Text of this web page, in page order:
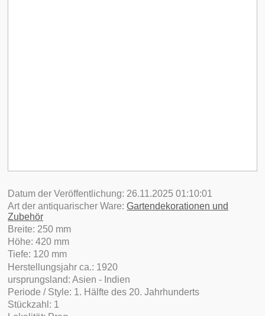
Datum der Veröffentlichung: 26.11.2025 01:10:01
Art der antiquarischer Ware:Gartendekorationen und
Zubehör
Breite: 250 mm
Höhe: 420 mm
Tiefe: 120 mm
Herstellungsjahr ca.: 1920
ursprungsland: Asien - Indien
Periode / Style: 1. Hälfte des 20. Jahrhunderts
Stückzahl: 1